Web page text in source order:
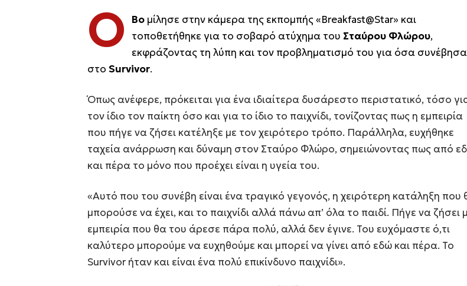
Ο Bo μίλησε στην κάμερα της εκπομπής «Breakfast@Star» και
τοποθετήθηκε για το σοβαρό ατύχημα του Σταύρου Φλώρου,
εκφράζοντας τη λύπη και τον προβληματισμό του για όσα
στο Survivor.
Όπως ανέφερε, πρόκειται για ένα ιδιαίτερα δυσάρεστο περιστατικό, τόσο
τον ίδιο τον παίκτη όσο και για το ίδιο το παιχνίδι, τονίζοντας πως η εμπειρία
που πήγε να ζήσει κατέληξε με τον χειρότερο τρόπο. Παράλληλα, ευχήθηκε
ταχεία ανάρρωση και δύναμη στον Σταύρο Φλώρο, σημειώνοντας πως από
και πέρα το μόνο που προέχει είναι η υγεία του.
«Αυτό που του συνέβη είναι ένα τραγικό γεγονός, η χειρότερη κατάληξη που
μπορούσε να έχει, και το παιχνίδι αλλά πάνω απ’ όλα το παιδί. Πήγε να ζήσει
εμπειρία που θα του άρεσε πάρα πολύ, αλλά δεν έγινε. Του ευχόμαστε ό,τι
καλύτερο μπορούμε να ευχηθούμε και μπορεί να γίνει από εδώ και πέρα. Το
Survivor ήταν και είναι ένα πολύ επικίνδυνο παιχνίδι».